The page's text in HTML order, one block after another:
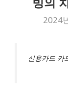
2024
신용카드 카